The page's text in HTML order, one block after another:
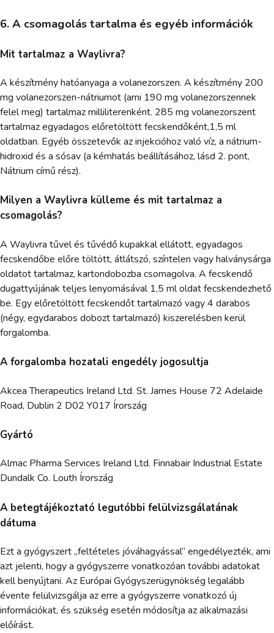
6. A csomagolás tartalma és egyéb információk
Mit tartalmaz a Waylivra?
A készítmény hatóanyaga a volanezorszen. A készítmény 200
mg volanezorszen-nátriumot (ami 190 mg volanezorszennek
felel meg) tartalmaz milliliterenként. 285 mg volanezorszent
tartalmaz egyadagos előretöltött fecskendőként,1,5 ml
oldatban. Egyéb összetevők az injekcióhoz való víz, a nátrium-
hidroxid és a sósav (a kémhatás beállításához, lásd 2. pont,
Nátrium című rész).
Milyen a Waylivra külleme és mit tartalmaz a
csomagolás?
A Waylivra tűvel és tűvédő kupakkal ellátott, egyadagos
fecskendőbe előre töltött, átlátszó, színtelen vagy halványsárga
oldatot tartalmaz, kartondobozba csomagolva. A fecskendő
dugattyújának teljes lenyomásával 1,5 ml oldat fecskendezhető
be. Egy előretöltött fecskendőt tartalmazó vagy 4 darabos
(négy, egydarabos dobozt tartalmazó) kiszerelésben kerül
forgalomba.
A forgalomba hozatali engedély jogosultja
Akcea Therapeutics Ireland Ltd. St. James House 72 Adelaide
Road, Dublin 2 D02 Y017 Írország
Gyártó
Almac Pharma Services Ireland Ltd. Finnabair Industrial Estate
Dundalk Co. Louth Írország
A betegtájékoztató legutóbbi felülvizsgálatának
dátuma
Ezt a gyógyszert „feltételes jóváhagyással” engedélyezték, ami
azt jelenti, hogy a gyógyszerre vonatkozóan további adatokat
kell benyújtani. Az Európai Gyógyszerügynökség legalább
évente felülvizsgálja az erre a gyógyszerre vonatkozó új
információkat, és szükség esetén módosítja az alkalmazási
előírást.